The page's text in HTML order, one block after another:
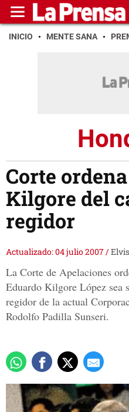
INICIO MENTE SANA
Corte
Kilgore del
regidor
Actualizado: 04 julio 2007/
La Corte de Apelaciones
Eduardo Kilgore López sea
regidor de la actual
Rodolfo Padilla Sunseri.